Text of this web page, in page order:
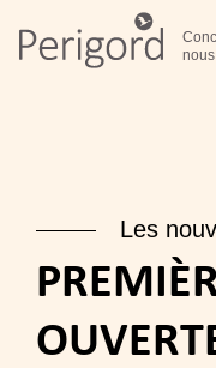
Les